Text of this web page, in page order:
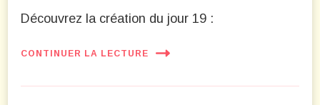
Découvrez la création du jour 19 :
CONTINUER LA LECTURE